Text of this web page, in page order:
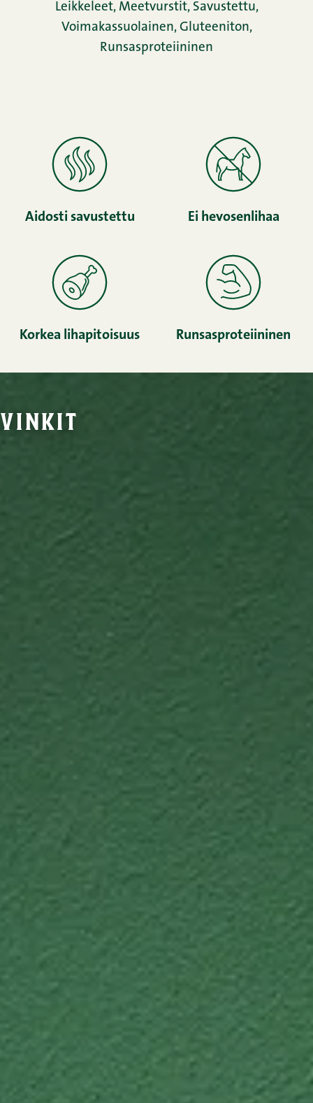
Leikkeleet, Meetvurstit, Savustettu,
Voimakassuolainen, Gluteeniton,
Runsasproteiininen
Aidosti savustettu Ei hevosenlihaa
Korkea lihapitoisuus Runsasproteiininen
vinkit